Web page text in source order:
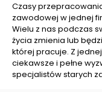
Czasy
zawodowej w jednej
Wielu z nas podczas
życia zmienia lub
której pracuje. Z
ciekawsze i pełne
specjalistów starych